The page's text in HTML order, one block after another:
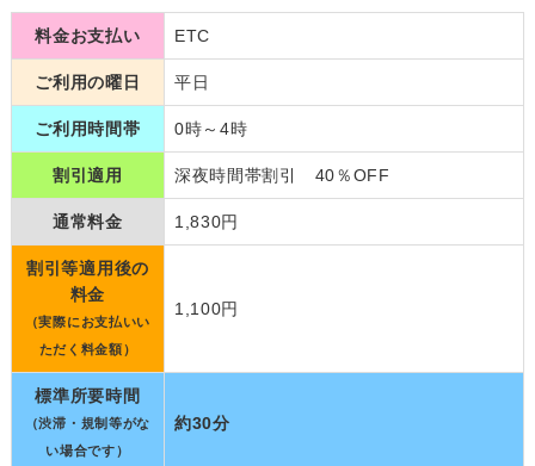
料金お支払い ETC
ご利用の曜日 平日
ご利用時間帯 0時～4時
割引適用 深夜時間帯割引 40％OFF
通常料金 1,830円
割引等適用後の
料金
（実際にお支払いい
ただく料金額）
1,100円
標準所要時間
（渋滞・規制等がな
い場合です）
約30分